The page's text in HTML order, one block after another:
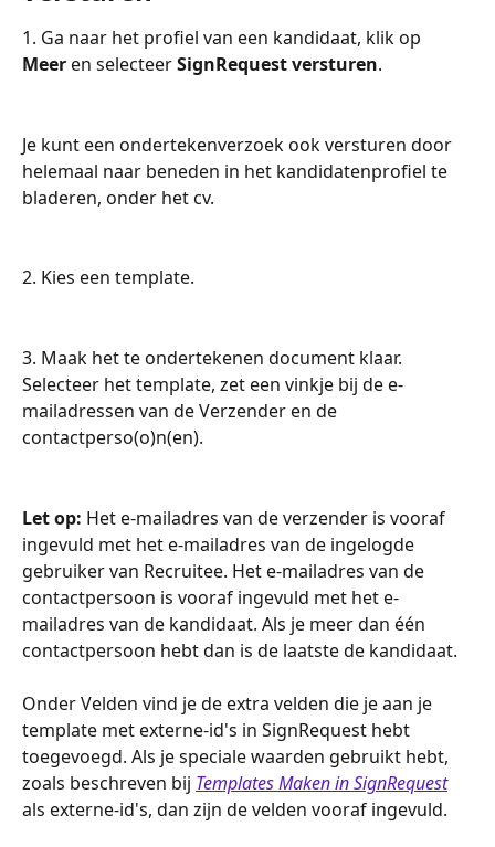
1. Ga naar het profiel van een kandidaat, klik op
Meer en selecteer SignRequest versturen.
Je kunt een ondertekenverzoek ook versturen door
helemaal naar beneden in het kandidatenprofiel te
bladeren, onder het cv.
2. Kies een template.
3. Maak het te ondertekenen document klaar.
Selecteer het template, zet een vinkje bij de e-
mailadressen van de Verzender en de
contactperso(o)n(en).
Let op: Het e-mailadres van de verzender is vooraf
ingevuld met het e-mailadres van de ingelogde
gebruiker van Recruitee. Het e-mailadres van de
contactpersoon is vooraf ingevuld met het e-
mailadres van de kandidaat. Als je meer dan één
contactpersoon hebt dan is de laatste de kandidaat.
Onder Velden vind je de extra velden die je aan je
template met externe-id's in SignRequest hebt
toegevoegd. Als je speciale waarden gebruikt hebt,
zoals beschreven bij Templates Maken in SignRequest
als externe-id's, dan zijn de velden vooraf ingevuld.